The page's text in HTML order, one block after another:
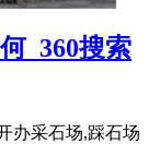
_360搜索
办采石场,踩石场